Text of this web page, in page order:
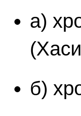
а)
б)